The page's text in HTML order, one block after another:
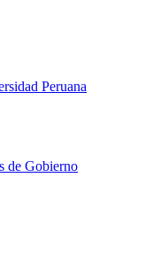
Peruana
de Gobierno